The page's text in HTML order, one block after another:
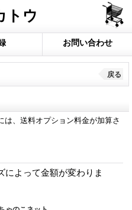
トウ
お問い合わせ
戻る
は、送料オプション料金が加算さ
によって金額が変わりま